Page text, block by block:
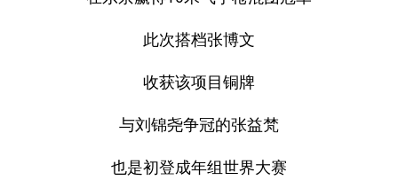
此次搭档张博文
收获该项目铜牌
与刘锦尧争冠的张益梵
也是初登成年组世界大赛